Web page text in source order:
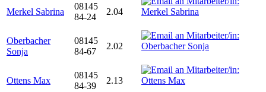
Merkel Sabrina
08145
84-24
2.04
Oberbacher
Sonja
08145
84-67
2.02
Ottens Max
08145
84-39
2.13